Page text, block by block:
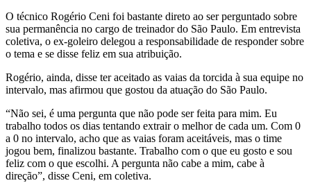
O técnico Rogério Ceni foi bastante direto ao ser perguntado sobre
sua permanência no cargo de treinador do São Paulo. Em entrevista
coletiva, o ex-goleiro delegou a responsabilidade de responder sobre
o tema e se disse feliz em sua atribuição.
Rogério, ainda, disse ter aceitado as vaias da torcida à sua equipe no
intervalo, mas afirmou que gostou da atuação do São Paulo.
“Não sei, é uma pergunta que não pode ser feita para mim. Eu
trabalho todos os dias tentando extrair o melhor de cada um. Com 0
a 0 no intervalo, acho que as vaias foram aceitáveis, mas o time
jogou bem, finalizou bastante. Trabalho com o que eu gosto e sou
feliz com o que escolhi. A pergunta não cabe a mim, cabe à
direção”, disse Ceni, em coletiva.